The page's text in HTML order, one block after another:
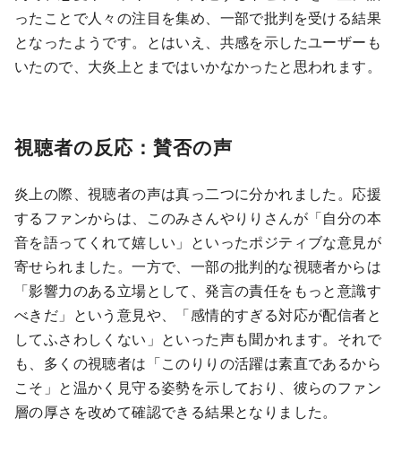
ったことで人々の注目を集め、一部で批判を受ける結果
となったようです。とはいえ、共感を示したユーザーも
いたので、大炎上とまではいかなかったと思われます。
視聴者の反応：賛否の声
炎上の際、視聴者の声は真っ二つに分かれました。応援
するファンからは、このみさんやりりさんが「自分の本
音を語ってくれて嬉しい」といったポジティブな意見が
寄せられました。一方で、一部の批判的な視聴者からは
「影響力のある立場として、発言の責任をもっと意識す
べきだ」という意見や、「感情的すぎる対応が配信者と
してふさわしくない」といった声も聞かれます。それで
も、多くの視聴者は「このりりの活躍は素直であるから
こそ」と温かく見守る姿勢を示しており、彼らのファン
層の厚さを改めて確認できる結果となりました。